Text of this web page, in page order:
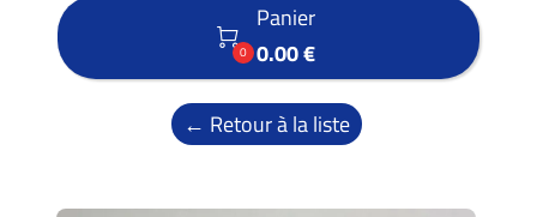

0
Panier
0.00 €
← Retour à la liste